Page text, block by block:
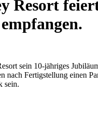
Resort
sein 10-jähriges
nach Fertigstellung einen
sein.